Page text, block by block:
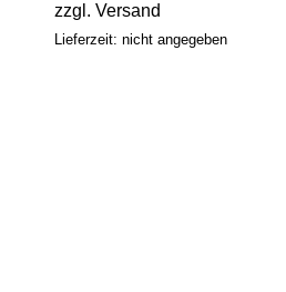
zzgl. Versand
Lieferzeit: nicht angegeben